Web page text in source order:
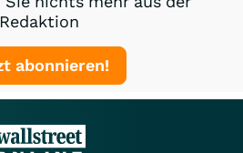
Redaktion
abonnieren!